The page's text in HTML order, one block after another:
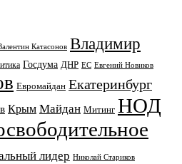
Катасонов Владимир
Госдума ДНР ЕС Евгений Новиков
Евромайдан Екатеринбург
Крым Майдан Митинг НОД
лидер Николай Стариков